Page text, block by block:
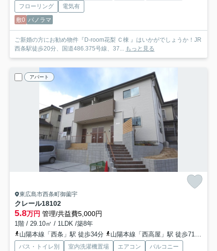
フローリング
電気有
敷0 パノラマ
ご新婚の方にお勧め物件『D-room花梨 Ｃ棟 』はいかがでしょうか！JR
西条駅徒歩20分、国道486.375号線、37...
もっと見る
アパート
東広島市西条町御薗宇
クレール18102
5.8万円 管理/共益費5,000円
1階 / 29.10㎡ / 1LDK /築8年
山陽本線「西条」駅 徒歩34分
山陽本線「西高屋」駅 徒歩71分
バス・トイレ別 室内洗濯機置場 エアコン バルコニー